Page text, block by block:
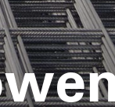
über
Für Pfeiler
in